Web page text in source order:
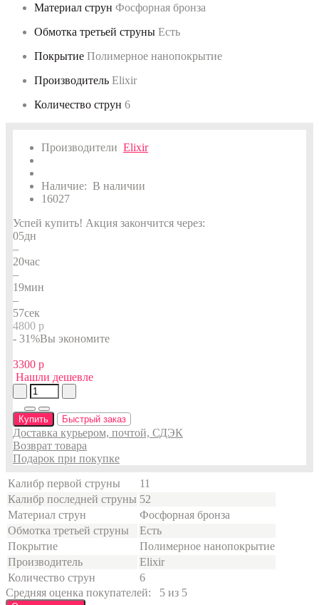
Материал струн Фосфорная бронза
Обмотка третьей струны Есть
Покрытие Полимерное нанопокрытие
Производитель Elixir
Количество струн 6
Производители Elixir
Наличие: В наличии
16027
Успей купить! Акция закончится через:
05дн
–
20час
–
19мин
–
56сек
4800 р
- 31%Вы экономите
3300 р
Нашли дешевле
Купить Быстрый заказ
Доставка курьером, почтой, СДЭК
Возврат товара
Подарок при покупке
Калибр первой струны
11
Калибр последней струны 52
Материал струн
Фосфорная бронза
Обмотка третьей струны
Есть
Покрытие
Полимерное нанопокрытие
Производитель
Elixir
Количество струн
6
Средняя оценка покупателей:
5 из 5